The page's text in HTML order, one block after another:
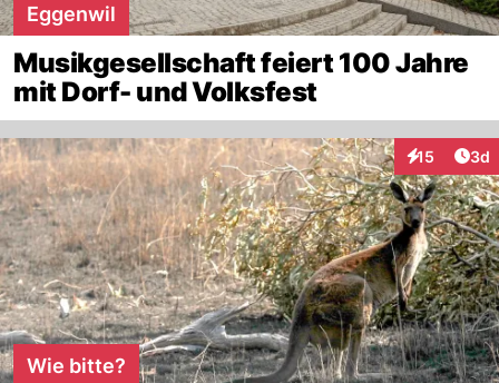
Eggenwil
Musikgesellschaft feiert 100 Jahre
mit Dorf- und Volksfest
15
Interaktionen
3d
Wie bitte?